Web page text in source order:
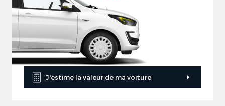
J'estime la valeur de ma voiture